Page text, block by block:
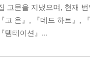
고문을 지냈으며, 현재
『고 온』, 『데드 하트』,
『템테이션』...